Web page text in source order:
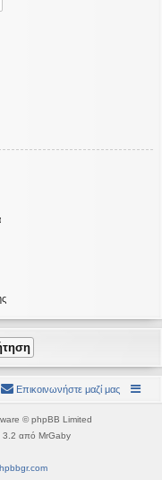
Επικοινωνήστε μαζί μας
© phpBB Limited
από MrGaby